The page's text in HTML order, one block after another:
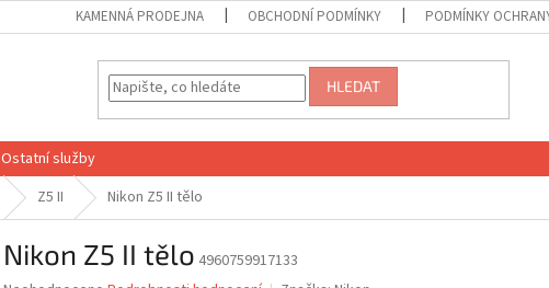
KAMENNÁ PRODEJNA OBCHODNÍ PODMÍNKY PODMÍNKY
HLEDAT
Ostatní služby
Z5 II Nikon Z5 II tělo
Nikon Z5 II tělo 4960759917133